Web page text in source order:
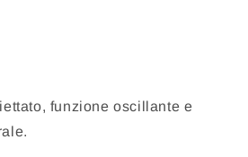
funzione oscillante e